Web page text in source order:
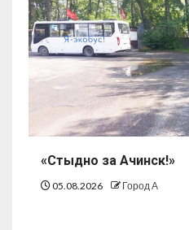
«Стыдно за Ачинск!»
05.08.2026 Город А